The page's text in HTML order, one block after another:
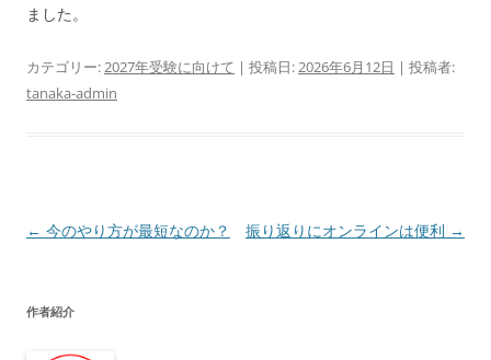
ました。
カテゴリー:2027年受験に向けて | 投稿日:2026年6月12日 | 投稿者:
tanaka-admin
投
ビ
← 今のやり方が最短なのか？ 振り返りにオンラインは便利 →
作者紹介